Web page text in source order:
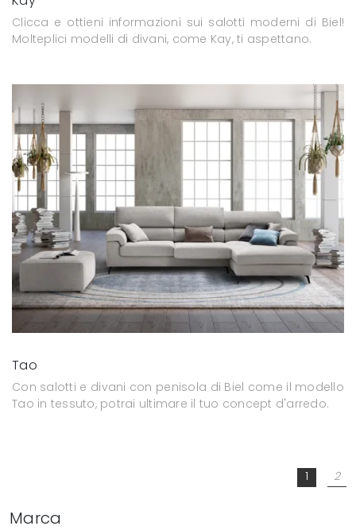
Clicca e ottieni informazioni sui salotti moderni di Biel!
Molteplici modelli di divani, come Kay, ti aspettano.
Tao
Con salotti e divani con penisola di Biel come il modello
Tao in tessuto, potrai ultimare il tuo concept d'arredo.
1 2
Marca